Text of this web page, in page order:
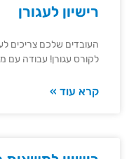
רישיון לעגורן
העובדים שלכם צריכים
לקורס עגורן! עבודה עם
קרא עוד »